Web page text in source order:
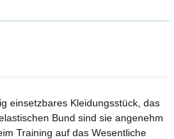
einsetzbares Kleidungsstück, das
Bund sind sie angenehm
Training auf das Wesentliche